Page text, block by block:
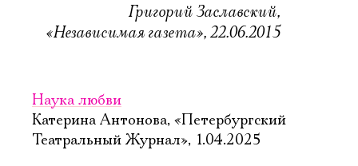
Григорий Заславский,
«Независимая газета», 22.06.2015
Наука любви
Катерина Антонова, «Петербургский
Театральный Журнал», 1.04.2025